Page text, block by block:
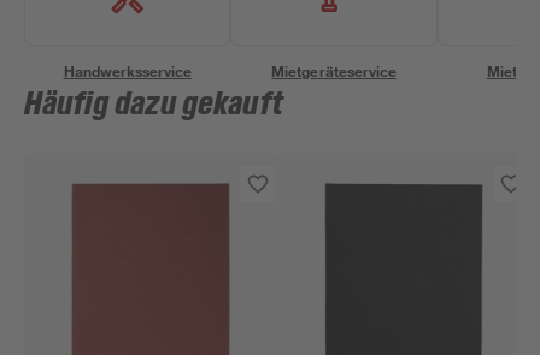
Handwerksservice Mietgeräteservice
Häufig dazu gekauft